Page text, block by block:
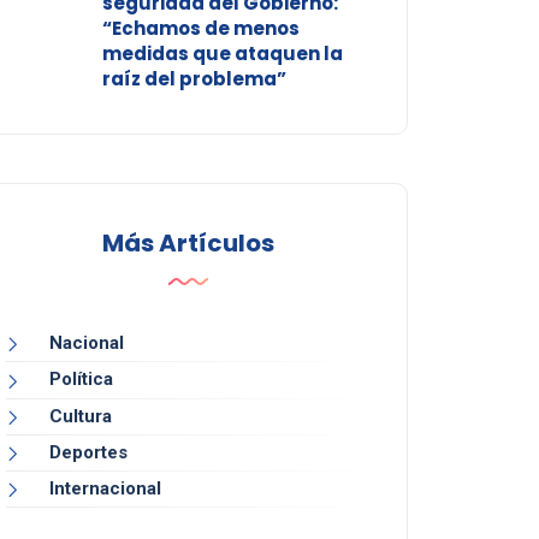
“Echamos de menos
medidas que ataquen la
raíz del problema”
Más Artículos
Nacional
Política
Cultura
Deportes
Internacional